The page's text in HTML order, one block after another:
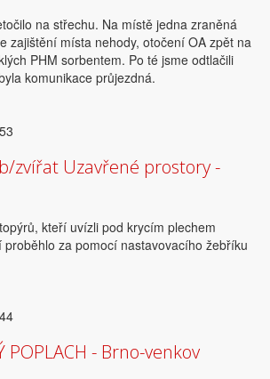
na střechu. Na místě jedna zraněná
zajištění místa nehody, otočení OA zpět na
PHM sorbentem. Po té jsme odtlačili
komunikace průjezdná.
zvířat Uzavřené prostory -
kteří uvízli pod krycím plechem
proběhlo za pomocí nastavovacího žebříku
POPLACH - Brno-venkov